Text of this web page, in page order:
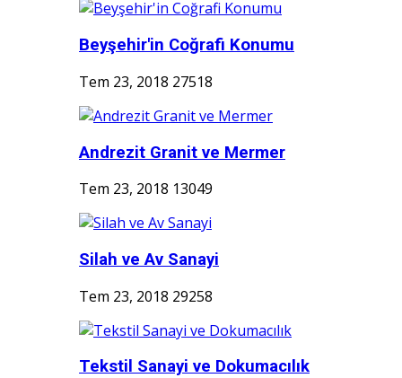
Beyşehir'in Coğrafi Konumu
Tem 23, 2018 27518
Andrezit Granit ve Mermer
Tem 23, 2018 13049
Silah ve Av Sanayi
Tem 23, 2018 29258
Tekstil Sanayi ve Dokumacılık